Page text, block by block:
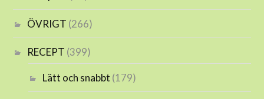
ÖVRIGT (266)
RECEPT (399)
Lätt och snabbt (179)